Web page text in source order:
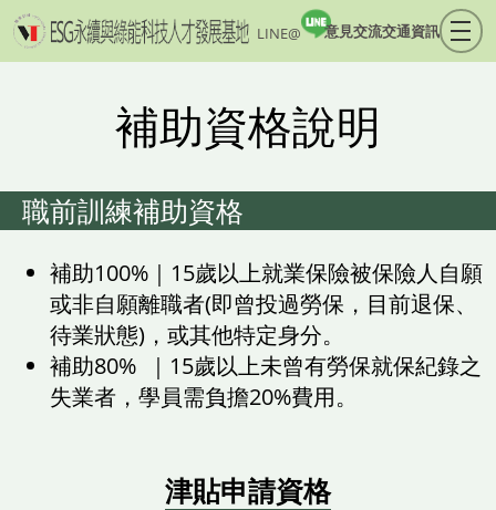
LINE@ 意見交流交通資訊
補助資格說明
職前訓練補助資格
補助100%｜15歲以上就業保險被保險人自願
或非自願離職者(即曾投過勞保，目前退保、
待業狀態)，或其他特定身分。
補助80% ｜15歲以上未曾有勞保就保紀錄之
失業者，學員需負擔20%費用。
津貼申請資格